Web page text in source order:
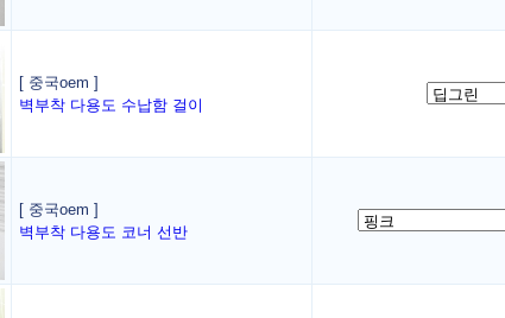
[ 중국oem ]
벽부착 다용도 수납함 걸이
[ 중국oem ]
벽부착 다용도 코너 선반